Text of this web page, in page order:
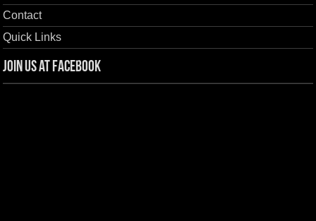
Contact
Quick Links
Join us at Facebook